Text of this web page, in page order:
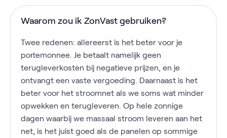
Waarom zou ik ZonVast gebruiken?
Twee redenen: allereerst is het beter voor je
portemonnee. Je betaalt namelijk geen
terugleverkosten bij negatieve prijzen, en je
ontvangt een vaste vergoeding. Daarnaast is het
beter voor het stroomnet als we soms wat minder
opwekken en terugleveren. Op hele zonnige
dagen waarbij we massaal stroom leveren aan het
net, is het juist goed als de panelen op sommige